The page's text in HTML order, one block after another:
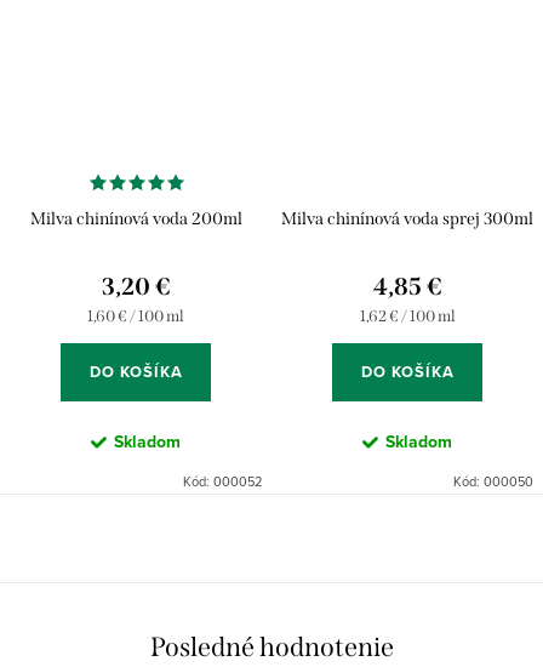
Milva chinínová voda 200ml
3,20 €
Jednotková
1,60 € / 100 ml
DO KOŠÍKA
Skladom
Kód: 000052
Milva chinínová voda sprej 300ml
4,85 €
Jednotková
1,62 € / 100 ml
DO KOŠÍKA
Skladom
Kód: 000050
Posledné hodnotenie